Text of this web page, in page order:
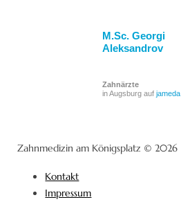
M.Sc. Georgi
Aleksandrov
Zahnärzte
in Augsburg aufjameda
Zahnmedizin am Königsplatz © 2026
Kontakt
Impressum